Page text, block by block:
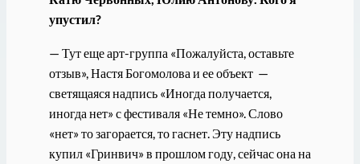
упустил?
— Тут еще арт-группа «Пожалуйста, оставьте
отзыв», Настя Богомолова и ее объект —
светящаяся надпись «Иногда получается,
иногда нет» с фестиваля «Не темно». Слово
«нет» то загорается, то гаснет. Эту надпись
купил «Гринвич» в прошлом году, сейчас она на